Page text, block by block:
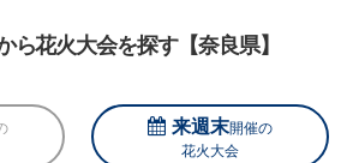
ら花火大会を探す【奈良県】
来週末開催の
花火大会